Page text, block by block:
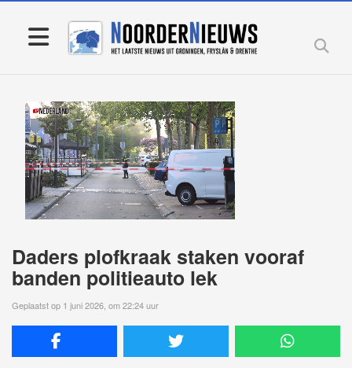
Daders plofkraak staken vooraf
banden politieauto lek
Geplaatst op 1 juni 2026, om 22:24 uur